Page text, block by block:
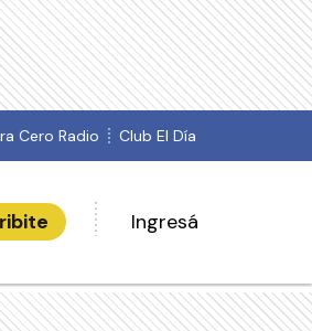
Cero Radio Club El Día
Ingresá